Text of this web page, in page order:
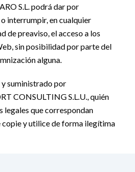
S.L. podrá dar por
interrumpir, en cualquier
de preaviso, el acceso a los
sin posibilidad por parte del
alguna.
suministrado por
CONSULTING S.L.U., quién
legales que correspondan
y utilice de forma ilegítima